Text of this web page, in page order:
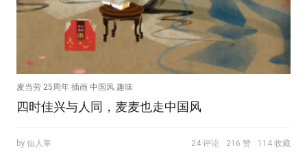
麦当劳 25周年 插画 中国风 趣味
四时佳兴与人同，麦麦也走中国风
by 仙人掌 24 评论 216 赞 114 收藏